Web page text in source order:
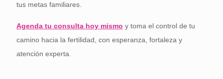
tus metas familiares.
Agenda tu consulta hoy mismo y toma el control de tu
camino hacia la fertilidad, con esperanza, fortaleza y
atención experta.